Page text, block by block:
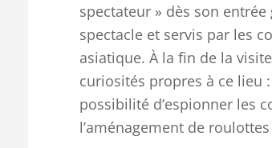
spectateur » dès son
spectacle et servis par les
asiatique. À la fin de la
curiosités propres à ce lieu
possibilité d’espionner les
l’aménagement de